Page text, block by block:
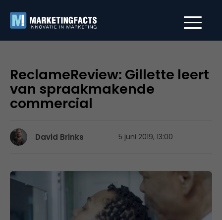
ReclameReview: Gillette leert
van spraakmakende
commercial
David Brinks 5 juni 2019, 13:00